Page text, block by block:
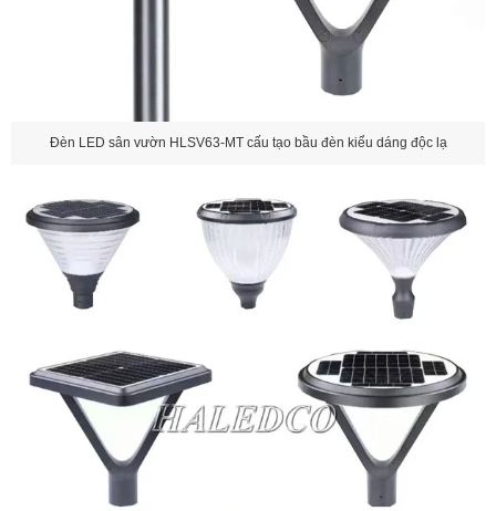
Đèn LED sân vườn HLSV63-MT cấu tạo bầu đèn kiểu dáng độc lạ